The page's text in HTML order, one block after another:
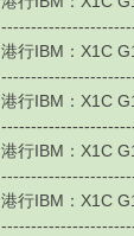
港行IBM：X1C
港行IBM：X1C
港行IBM：X1C
港行IBM：X1C